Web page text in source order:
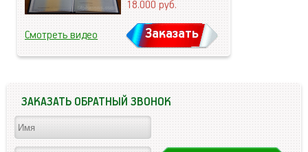
18.000руб.
Смотреть видео Заказать
ЗАКАЗАТЬ ОБРАТНЫЙ ЗВОНОК